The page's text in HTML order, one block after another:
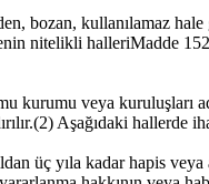
bozan, kullanılamaz
nitelikli halleriMadde
veya kuruluşları
Aşağıdaki hallerde
yıla kadar hapis veya